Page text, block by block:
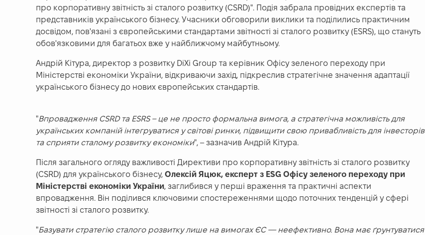
про корпоративну звітність зі сталого розвитку (CSRD)". Подія забрала провідних експертів та
представників українського бізнесу. Учасники обговорили виклики та поділились практичним
досвідом, пов'язані з європейськими стандартами звітності зі сталого розвитку (ESRS), що стануть
обов'язковими для багатьох вже у найближчому майбутньому.
Андрій Кітура, директор з розвитку DiXi Group та керівник Офісу зеленого переходу при
Міністерстві економіки України, відкриваючи захід, підкреслив стратегічне значення адаптації
українського бізнесу до нових європейських стандартів.
"Впровадження CSRD та ESRS – це не просто формальна вимога, а стратегічна можливість для
українських компаній інтегруватися у світові ринки, підвищити свою привабливість для інвесторів
та сприяти сталому розвитку економіки", – зазначив Андрій Кітура.
Після загального огляду важливості Директиви про корпоративну звітність зі сталого розвитку
(CSRD) для українського бізнесу, Олексій Яцюк, експерт з ESG Офісу зеленого переходу при
Міністерстві економіки України, заглибився у перші враження та практичні аспекти
впровадження. Він поділився ключовими спостереженнями щодо поточних тенденцій у сфері
звітності зі сталого розвитку.
"Базувати стратегію сталого розвитку лише на вимогах ЄС — неефективно. Вона має ґрунтуватися